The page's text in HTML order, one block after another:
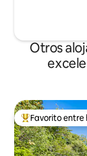
Otros
Favorito entre
Favorito entre